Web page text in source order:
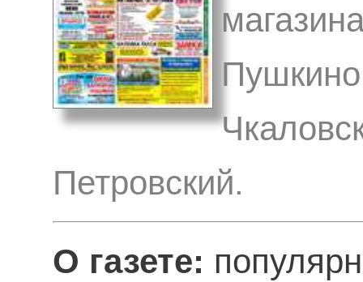
Петровский.
О газете: